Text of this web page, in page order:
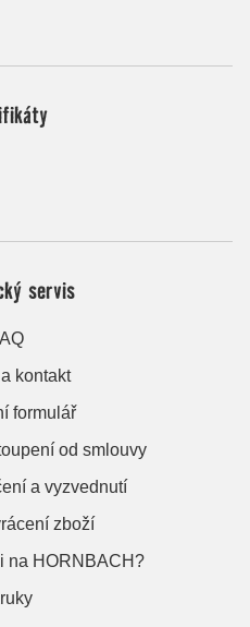
servis
kontakt
formulář
od smlouvy
a vyzvednutí
zboží
na HORNBACH?